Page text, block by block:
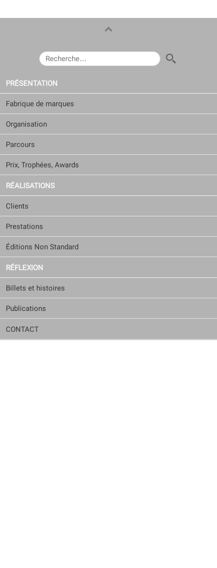
RECHERCHER :
PRÉSENTATION
Fabrique de marques
Organisation
Parcours
Prix, Trophées, Awards
RÉALISATIONS
Clients
Prestations
Éditions Non Standard
RÉFLEXION
Billets et histoires
Publications
CONTACT